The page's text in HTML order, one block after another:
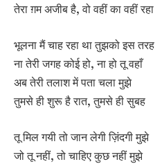
तेरा ग़म अजीब है, वो वहीं का वहीं रहा
भूलना मैं चाह रहा था तुझको इस तरह
ना तेरी जगह कोई हो, ना हो तू वहाँ
अब तेरी तलाश में पता चला मुझे
तुमसे ही शुरू है रात, तुमसे ही सुबह
तू मिल गयी तो जान लेगी ज़िंदगी मुझे
जो तू नहीं, तो चाहिए कुछ नहीं मुझे